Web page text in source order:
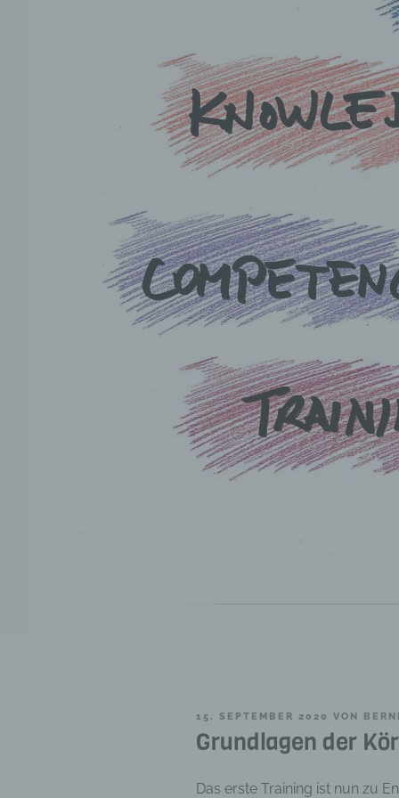
VERÖFFENTLICHT
15. SEPTEMBER 2020 VON
Grundlagen der
Das erste Training ist nun zu